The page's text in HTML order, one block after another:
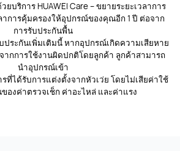
บริการ HUAWEI Care – ขยายระยะเวลาการ
าการคุ้มครองให้อุปกรณ์ของคุณอีก 1 ปี ต่อจาก
การรับประกันพื้น
ประกันเพิ่มเติมนี้ หากอุปกรณ์เกิดความเสียหาย
ากการใช้งานผิดปกติโดยลูกค้า ลูกค้าสามารถ
นำอุปกรณ์เข้า
ที่ได้รับการแต่งตั้งจากหัวเว่ย โดยไม่เสียค่าใช้
องค่าตรวจเช็ก ค่าอะไหล่ และค่าแรง